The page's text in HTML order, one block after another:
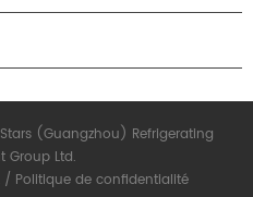
(Guangzhou) Refrigerating
Group Ltd.
/ Politique de confidentialité